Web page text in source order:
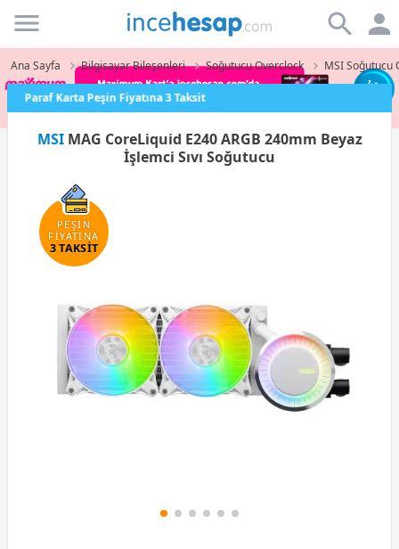
Incehesap
Ana Sayfa Bilgisayar Bileşenleri Soğutucu Overclock MSI Soğutucu
Paraf Karta Peşin Fiyatına 3 Taksit
MSIMAG CoreLiquid E240 ARGB 240mm Beyaz
İşlemci Sıvı Soğutucu
PEŞİN
FİYATINA
3 TAKSİT